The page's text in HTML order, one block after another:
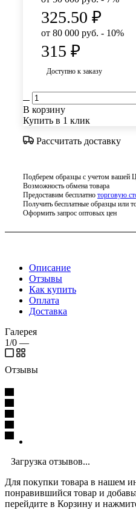
325.50 ₽
от 80 000 руб. - 10%
315 ₽
Доступно к заказу
В корзину
Купить в 1 клик
Рассчитать доставку
Подберем образцы с учетом вашей
Возможность обмена товара
Предоставим бесплатно торговую
Получить бесплатные образцы или
Оформить запрос оптовых цен
Описание
Отзывы
Как купить
Оплата
Доставка
Галерея
1/0 —
Отзывы
Загрузка отзывов...
Для покупки товара в нашем
понравившийся товар и
перейдите в Корзину и